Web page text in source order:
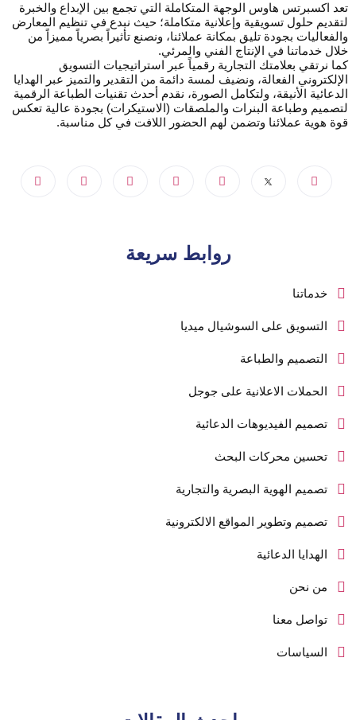
تعد اكسبرتس هاوس الوجهة المتكاملة التي تجمع بين الإبداع والخبرة
لتقديم حلول تسويقية وإعلانية متكاملة؛ حيث نبدع في تنظيم المعارض
والفعاليات بجودة تليق بمكانة عملائنا، ونصنع تأثيراً بصرياً مميزاً من
خلال خدماتنا في الإنتاج الفني والمرئي.
كما نرتقي بعلامتك التجارية رقمياً عبر استراتيجيات التسويق
الإلكتروني الفعالة، ونضيف لمسة دائمة من التقدير والتميز عبر الهدايا
الدعائية الأنيقة، ولتكامل الصورة، نقدم أحدث تقنيات الطباعة الرقمية
لتصميم وطباعة البنرات والملصقات (الاستيكرات) بجودة عالية تعكس
قوة هوية عملائنا وتضمن لهم الحضور اللافت في كل مناسبة.
روابط سريعة
خدماتنا
التسويق على السوشيال ميديا
التصميم والطباعة
الحملات الاعلانية على جوجل
تصميم الفيديوهات الدعائية
تحسين محركات البحث
تصميم الهوية البصرية والتجارية
تصميم وتطوير المواقع الالكترونية
الهدايا الدعائية
من نحن
تواصل معنا
السياسات